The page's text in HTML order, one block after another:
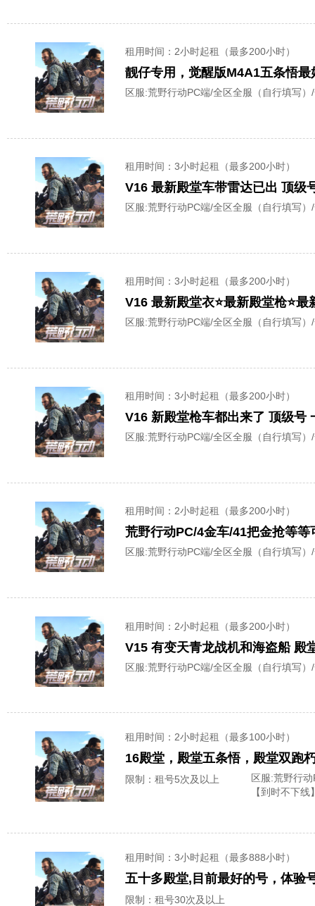
租用时间 ：2小时起租（最多200小时）
靓仔专用，觉醒版M4A1五条悟最
区服:荒野行动PC端/全区全服（自行填写
租用时间 ：3小时起租（最多200小时）
V16 最新殿堂车带雷达已出 顶级
区服:荒野行动PC端/全区全服（自行填写
租用时间 ：3小时起租（最多200小时）
V16 最新殿堂衣⭐️最新殿堂枪⭐️
区服:荒野行动PC端/全区全服（自行填写
租用时间 ：3小时起租（最多200小时）
V16 新殿堂枪车都出来了 顶级号
区服:荒野行动PC端/全区全服（自行填写
租用时间 ：2小时起租（最多200小时）
荒野行动PC/4金车/41把金抢等等
区服:荒野行动PC端/全区全服（自行填写
租用时间 ：2小时起租（最多200小时）
V15 有变天青龙战机和海盗船 殿
区服:荒野行动PC端/全区全服（自行填写
租用时间 ：2小时起租（最多100小时）
限制：租号5次及以上 区服:荒野行
【到时不下线
租用时间 ：3小时起租（最多888小时）
五十多殿堂,目前最好的号，体验
限制：租号30次及以上